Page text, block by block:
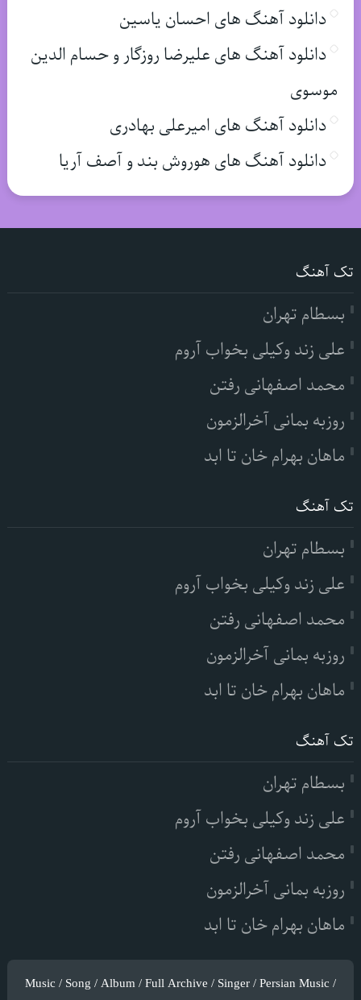
دانلود آهنگ های احسان یاسین
دانلود آهنگ های علیرضا روزگار و حسام الدین
موسوی
دانلود آهنگ های امیرعلی بهادری
دانلود آهنگ های هوروش بند و آصف آریا
تک آهنگ
بسطام تهران
علی زند وکیلی بخواب آروم
محمد اصفهانی رفتن
روزبه بمانی آخرالزمون
ماهان بهرام خان تا ابد
تک آهنگ
بسطام تهران
علی زند وکیلی بخواب آروم
محمد اصفهانی رفتن
روزبه بمانی آخرالزمون
ماهان بهرام خان تا ابد
تک آهنگ
بسطام تهران
علی زند وکیلی بخواب آروم
محمد اصفهانی رفتن
روزبه بمانی آخرالزمون
ماهان بهرام خان تا ابد
Music / Song / Album / Full Archive / Singer / Persian Music /